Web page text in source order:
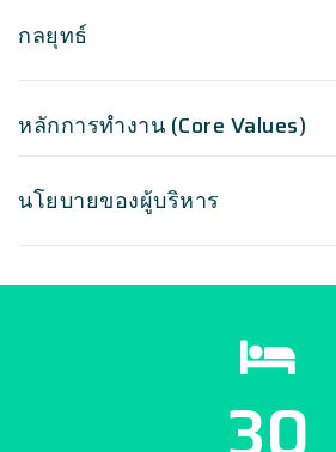
กลยุทธ์
หลักการทำงาน (Core Values)
นโยบายของผู้บริหาร